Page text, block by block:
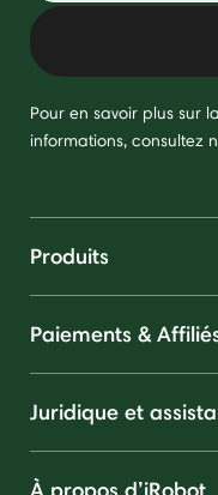
Pour en savoir plus sur
informations, consultez
Produits
Paiements &
Juridique et
À propos d’iRobot